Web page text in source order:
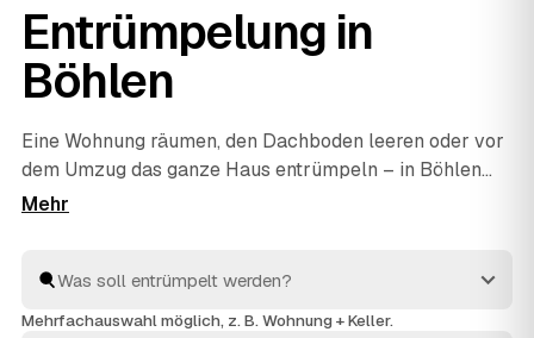
Entrümpelung in
Böhlen
Eine Wohnung räumen, den Dachboden leeren oder vor
dem Umzug das ganze Haus entrümpeln – in Böhlen
müssen Sie sich dafür nicht selbst auf die Suche nach
geprüften Anbietern aus der Umgebung. Egal ob kleiner
Auftrag oder kompletteHaushaltsauflösung
Mehrfachauswahl möglich, z. B. Wohnung + Keller.